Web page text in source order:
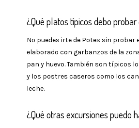
¿Qué platos típicos debo
No puedes irte de Potes sin probar
elaborado con garbanzos de la
pan y huevo. También son típicos
y los postres caseros como los
leche.
¿Qué otras excursiones puedo